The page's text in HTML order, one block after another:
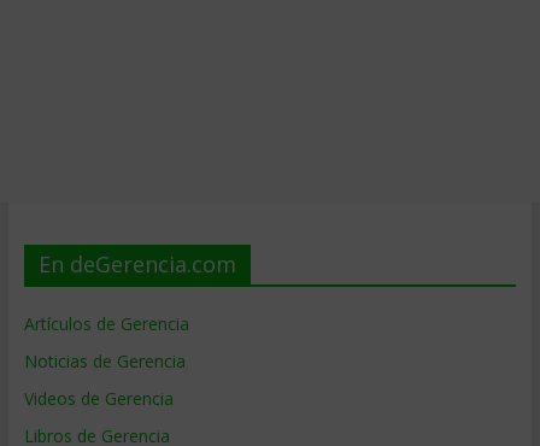
En deGerencia.com
Artículos de Gerencia
Noticias de Gerencia
Videos de Gerencia
Libros de Gerencia